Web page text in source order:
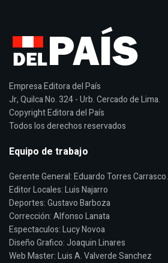
Empresa Editora del País
Jr, Quilca No. 324 - Urb. Cercado de Lima.
Copyright Editora del País
Todos los derechos reservados
Equipo de trabajo
Gerente General: Eduardo Torres Carrasco.
Editor Locales: Luis Najarro
Deportes: Gustavo Barboza
Corrección: Alfonso Lanata
Espectaculos: Lucy Novoa
Diseño Grafico: Joaquin Linares
Web Master: Luis A. Valverde Sanchez